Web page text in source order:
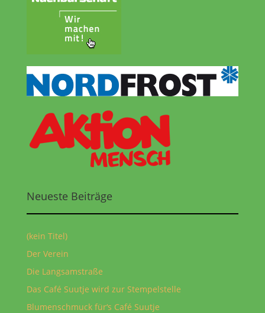
Neueste Beiträge
(kein Titel)
Der Verein
Die Langsamstraße
Das Café Suutje wird zur Stempelstelle
Blumenschmuck für‘s Café Suutje